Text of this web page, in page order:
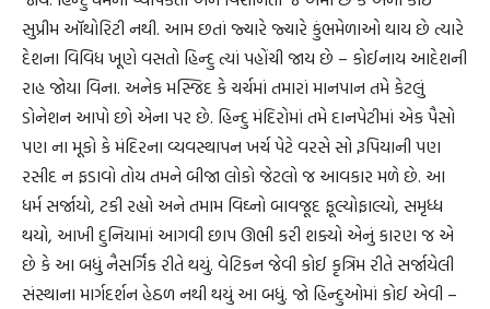
સુપ્રીમ ઑથોરિટી નથી. આમ છતાં જ્યારે જ્યારે કુંભમેળાઓ થાય છે ત્યારે
દેશના વિવિધ ખૂણે વસતો હિન્દુ ત્યાં પહોંચી જાય છે – કોઈનાય આદેશની
રાહ જોયા વિના. અનેક મસ્જિદ કે ચર્ચમાં તમારાં માનપાન તમે કેટલું
ડોનેશન આપો છો એના પર છે. હિન્દુ મંદિરોમાં તમે દાનપેટીમાં એક પૈસો
પણ ના મૂકો કે મંદિરના વ્યવસ્થાપન ખર્ચ પેટે વરસે સો રૂપિયાની પણ
રસીદ ન ફડાવો તોય તમને બીજા લોકો જેટલો જ આવકાર મળે છે. આ
ધર્મ સર્જાયો, ટકી રહ્યો અને તમામ વિઘ્નો બાવજૂદ ફૂલ્યોફાલ્યો, સમૃધ્ધ
થયો, આખી દુનિયામાં આગવી છાપ ઊભી કરી શક્યો એનું કારણ જ એ
છે કે આ બધું નૈસર્ગિક રીતે થયું. વેટિકન જેવી કોઈ કૃત્રિમ રીતે સર્જાયેલી
સંસ્થાના માર્ગદર્શન હેઠળ નથી થયું આ બધું. જો હિન્દુઓમાં કોઈ એવી –